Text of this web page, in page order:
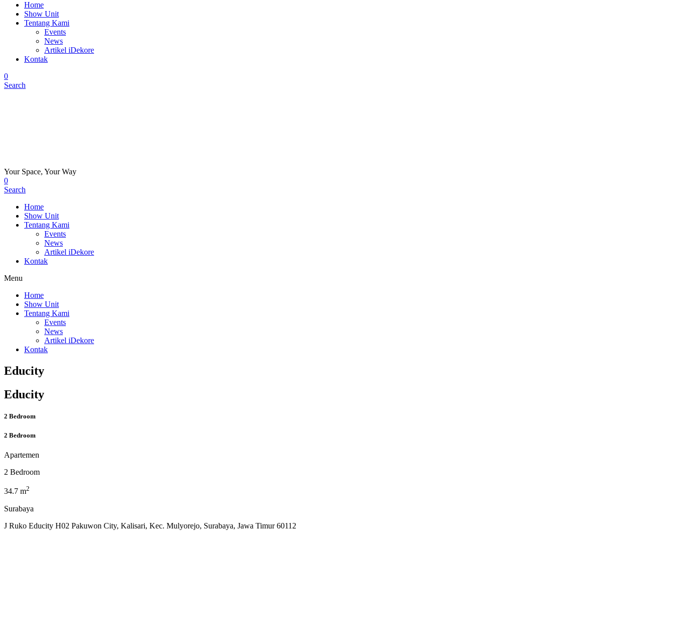
Home
Show Unit
Tentang Kami
Events
News
Artikel iDekore
Kontak
0
Search
Your Space, Your Way
0
Search
Home
Show Unit
Tentang Kami
Events
News
Artikel iDekore
Kontak
Menu
Home
Show Unit
Tentang Kami
Events
News
Artikel iDekore
Kontak
Educity
Educity
2 Bedroom
2 Bedroom
Apartemen
2 Bedroom
34.7 m2
Surabaya
J Ruko Educity H02 Pakuwon City, Kalisari, Kec. Mulyorejo, Surabaya, Jawa Timur 60112